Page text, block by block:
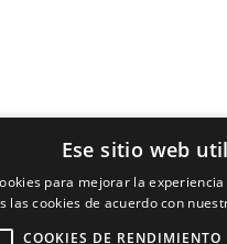
Ese sitio web
para mejorar la
las cookies de acuerdo con
COOKIES DE RENDIMIENTO